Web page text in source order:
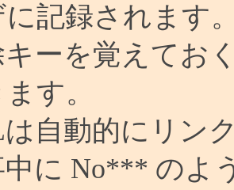
に記録されます
ーを覚えてお
す。
自動的にリン
中に No*** のよ